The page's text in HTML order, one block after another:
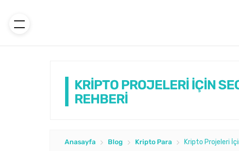
KRİPTO PROJELERİ İÇİN
REHBERİ
Anasayfa Blog Kripto Para Kripto Projeleri